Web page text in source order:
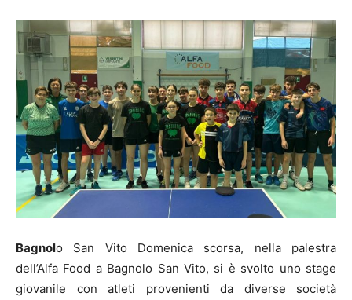
Bagnolo San Vito Domenica scorsa, nella palestra
dell’Alfa Food a Bagnolo San Vito, si è svolto uno stage
giovanile con atleti provenienti da diverse società